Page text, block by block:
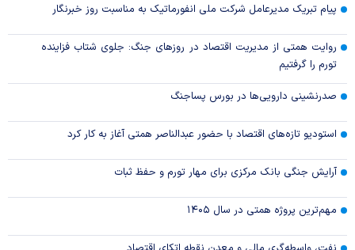
پیام تبریک مدیرعامل شرکت ملی انفورماتیک به مناسبت روز خبرنگار
روایت همتی از مدیریت اقتصاد در روزهای جنگ: جلوی شتاب فزاینده
تورم را گرفتیم
صدرنشینی دارویی‌ها در بورس پساجنگ
استودیو تازه‌های اقتصاد با حضور عبدالناصر همتی آغاز به کار کرد
آرایش جنگی بانک مرکزی برای مهار تورم و حفظ ثبات
مهم‌ترین پروژه همتی در سال ۱۴۰۵